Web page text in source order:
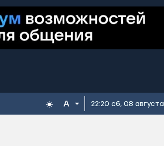
22:20 сб, 08 августа